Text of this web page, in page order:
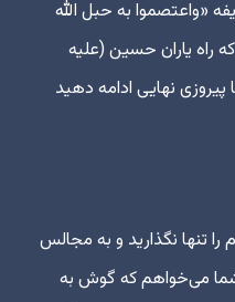
«واعتصموا به حبل الله
که راه یاران حسین (علیه
پیروزی نهایی ادامه دهید
تنها نگذارید و به مجالس
می‌خواهم که گوش به